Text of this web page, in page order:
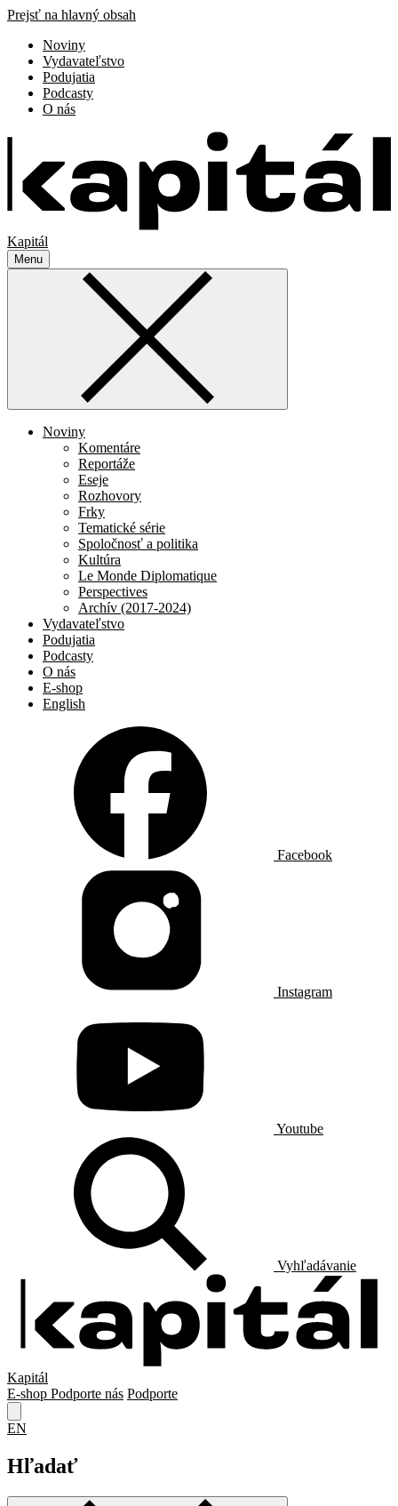
Prejsť na hlavný obsah
Noviny
Vydavateľstvo
Podujatia
Podcasty
O nás
Kapitál
Menu
Noviny
Komentáre
Reportáže
Eseje
Rozhovory
Frky
Tematické série
Spoločnosť a politika
Kultúra
Le Monde Diplomatique
Perspectives
Archív (2017-2024)
Vydavateľstvo
Podujatia
Podcasty
O nás
E-shop
English
Facebook
Instagram
Youtube
Vyhľadávanie
Kapitál
E-shop Podporte nás Podporte
EN
Hľadať